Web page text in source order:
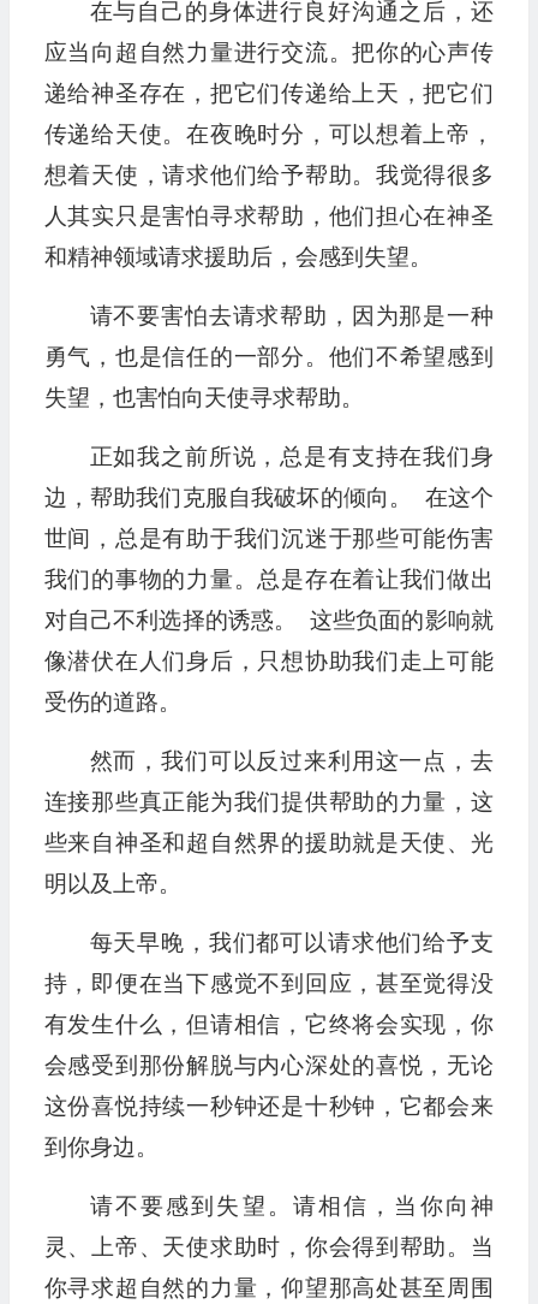
在与自己的身体进行良好沟通之后，还
应当向超自然力量进行交流。把你的心声传
递给神圣存在，把它们传递给上天，把它们
传递给天使。在夜晚时分，可以想着上帝，
想着天使，请求他们给予帮助。我觉得很多
人其实只是害怕寻求帮助，他们担心在神圣
和精神领域请求援助后，会感到失望。
请不要害怕去请求帮助，因为那是一种
勇气，也是信任的一部分。他们不希望感到
失望，也害怕向天使寻求帮助。
正如我之前所说，总是有支持在我们身
边，帮助我们克服自我破坏的倾向。 在这个
世间，总是有助于我们沉迷于那些可能伤害
我们的事物的力量。总是存在着让我们做出
对自己不利选择的诱惑。 这些负面的影响就
像潜伏在人们身后，只想协助我们走上可能
受伤的道路。
然而，我们可以反过来利用这一点，去
连接那些真正能为我们提供帮助的力量，这
些来自神圣和超自然界的援助就是天使、光
明以及上帝。
每天早晚，我们都可以请求他们给予支
持，即便在当下感觉不到回应，甚至觉得没
有发生什么，但请相信，它终将会实现，你
会感受到那份解脱与内心深处的喜悦，无论
这份喜悦持续一秒钟还是十秒钟，它都会来
到你身边。
请不要感到失望。请相信，当你向神
灵、上帝、天使求助时，你会得到帮助。当
你寻求超自然的力量，仰望那高处甚至周围